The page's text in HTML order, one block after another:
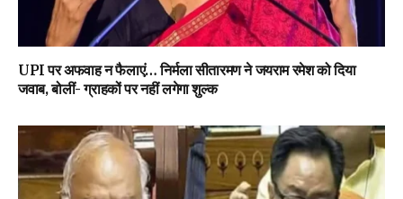
UPI पर अफवाह न फैलाएं… निर्मला सीतारमण ने जयराम रमेश को दिया
जवाब, बोलीं- ग्राहकों पर नहीं लगेगा शुल्क